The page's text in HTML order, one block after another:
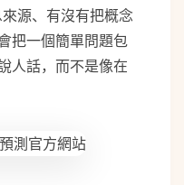
源、有沒有把概念
把一個簡單問題包
人話，而不是像在